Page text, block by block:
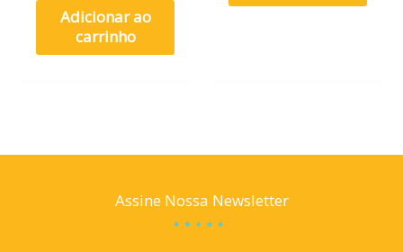
Adicionar ao
carrinho
Assine Nossa Newsletter